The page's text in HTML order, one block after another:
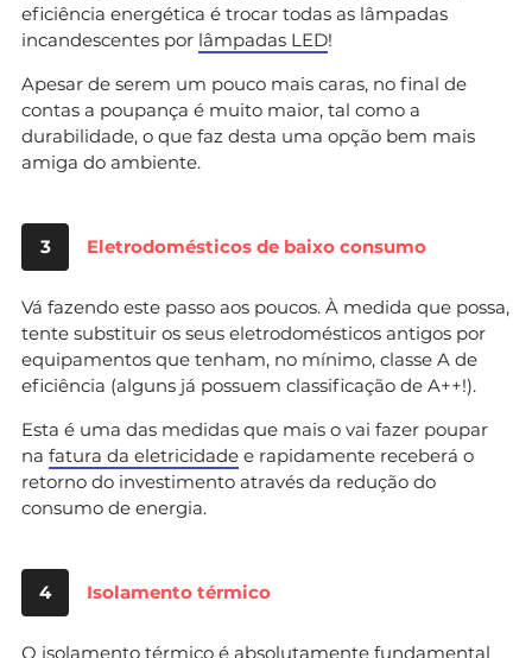
eficiência energética é trocar todas as lâmpadas
incandescentes por lâmpadas LED!
Apesar de serem um pouco mais caras, no final de
contas a poupança é muito maior, tal como a
durabilidade, o que faz desta uma opção bem mais
amiga do ambiente.
3 Eletrodomésticos de baixo consumo
Vá fazendo este passo aos poucos. À medida que possa,
tente substituir os seus eletrodomésticos antigos por
equipamentos que tenham, no mínimo, classe A de
eficiência (alguns já possuem classificação de A++!).
Esta é uma das medidas que mais o vai fazer poupar
na fatura da eletricidade e rapidamente receberá o
retorno do investimento através da redução do
consumo de energia.
4 Isolamento térmico
O isolamento térmico é absolutamente fundamental